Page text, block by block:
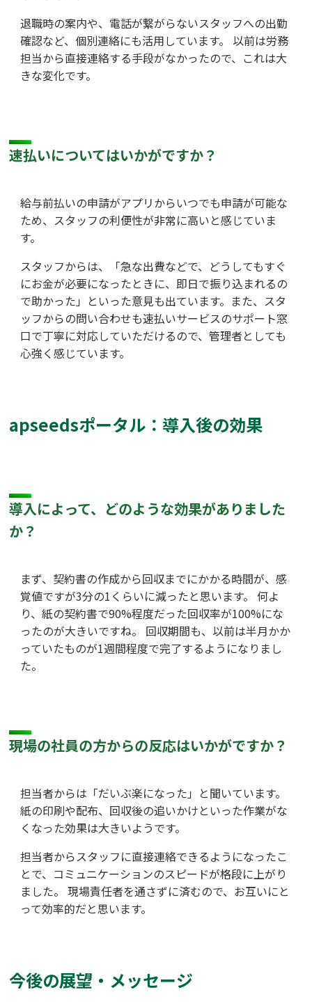
退職時の案内や、電話が繋がらないスタッフへの出勤
確認など、個別連絡にも活用しています。 以前は労務
担当から直接連絡する手段がなかったので、これは大
きな変化です。
速払いについてはいかがですか？
給与前払いの申請がアプリからいつでも申請が可能な
ため、スタッフの利便性が非常に高いと感じていま
す。
スタッフからは、「急な出費などで、どうしてもすぐ
にお金が必要になったときに、即日で振り込まれるの
で助かった」といった意見も出ています。また、スタ
ッフからの問い合わせも速払いサービスのサポート窓
口で丁寧に対応していただけるので、管理者としても
心強く感じています。
apseedsポータル：導入後の効果
導入によって、どのような効果がありました
か？
まず、契約書の作成から回収までにかかる時間が、感
覚値ですが3分の1くらいに減ったと思います。 何よ
り、紙の契約書で90%程度だった回収率が100%にな
ったのが大きいですね。 回収期間も、以前は半月かか
っていたものが1週間程度で完了するようになりまし
た。
現場の社員の方からの反応はいかがですか？
担当者からは「だいぶ楽になった」と聞いています。
紙の印刷や配布、回収後の追いかけといった作業がな
くなった効果は大きいようです。
担当者からスタッフに直接連絡できるようになったこ
とで、コミュニケーションのスピードが格段に上がり
ました。 現場責任者を通さずに済むので、お互いにと
って効率的だと思います。
今後の展望・メッセージ